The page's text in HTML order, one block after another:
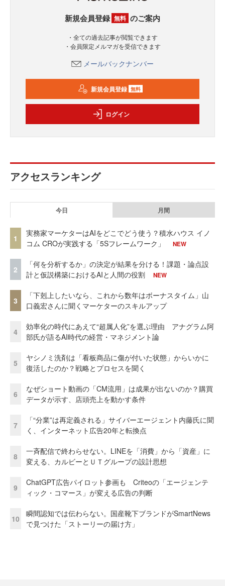
新規会員登録 無料 のご案内
・全ての過去記事が閲覧できます
・会員限定メルマガを受信できます
メールバックナンバー
新規会員登録 無料
ログイン
アクセスランキング
今日 月間
1
実務家マーケターはAIをどこでどう使う？積水ハウス イノ
コム CROが実践する「5Sフレームワーク」
NEW
2
「何を分析するか」の決定が結果を分ける！課題・論点設
計と仮説構築におけるAIと人間の役割
NEW
3
「下剋上したいなら、これから数年はボーナスタイム」山
口義宏さんに聞くマーケターのスキルアップ
4
効率化の時代にあえて“超属人化”を選ぶ理由 アナグラム阿
部氏が語るAI時代の経営・マネジメント論
5
ヤシノミ洗剤は「看板商品に傷が付いた状態」からいかに
復活したのか？戦略とプロセスを聞く
6
なぜショート動画の「CM流用」は成果が出ないのか？購買
データが示す、店頭売上を動かす条件
7
「“分業”は再定義される」サイバーエージェント内藤氏に聞
く、インターネット広告20年と転換点
8
一斉配信で終わらせない。LINEを「消費」から「資産」に
変える、カルビーとＵＴグループの設計思想
9
ChatGPT広告パイロット参画も Criteoの「エージェンテ
ィック・コマース」が変える広告の判断
10
瞬間認知では伝わらない。国産靴下ブランドがSmartNews
で見つけた「ストーリーの届け方」